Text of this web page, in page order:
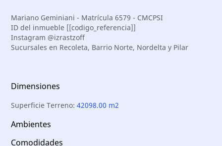
Mariano Geminiani - Matrícula 6579 - CMCPSI
ID del inmueble [[codigo_referencia]]
Instagram @izrastzoff
Sucursales en Recoleta, Barrio Norte, Nordelta y Pilar
Dimensiones
Superficie Terreno:42098.00 m2
Ambientes
Comodidades